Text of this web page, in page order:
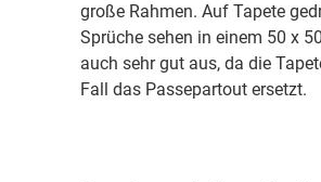
große Rahmen. Auf Tapete
Sprüche sehen in einem 50 x
auch sehr gut aus, da die
Fall das Passepartout ersetzt.